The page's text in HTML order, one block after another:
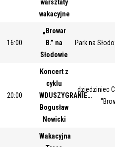
warsztaty
wakacyjne
16:00
„Browar
B.” na
Słodowie
Park na
20:00
Koncert z
cyklu
WDUSZYGRANIE…
Bogusław
Nowicki
dziedziniec
Wakacyjna